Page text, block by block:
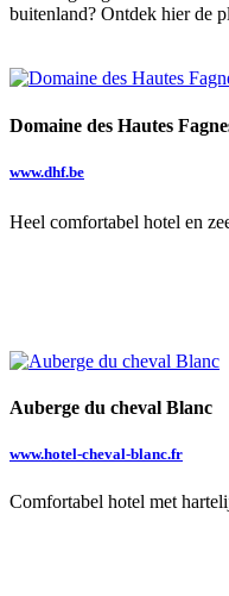
buitenland? Ontdek hier de
Domaine des Hautes
www.dhf.be
Heel comfortabel hotel en
Auberge du cheval Blanc
www.hotel-cheval-blanc.fr
Comfortabel hotel met